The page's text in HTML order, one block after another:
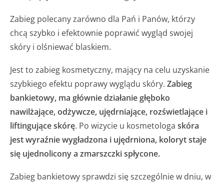
Zabieg polecany zarówno dla Pań i Panów, którzy
chcą szybko i efektownie poprawić wygląd swojej
skóry i olśniewać blaskiem.
Jest to zabieg kosmetyczny, mający na celu uzyskanie
szybkiego efektu poprawy wyglądu skóry. Zabieg
bankietowy, ma głównie działanie głęboko
nawilżające, odżywcze, ujędrniające, rozświetlające i
liftingujące skórę. Po wizycie u kosmetologa skóra
jest wyraźnie wygładzona i ujędrniona, koloryt staje
się ujednolicony a zmarszczki spłycone.
Zabieg bankietowy sprawdzi się szczególnie w dniu, w